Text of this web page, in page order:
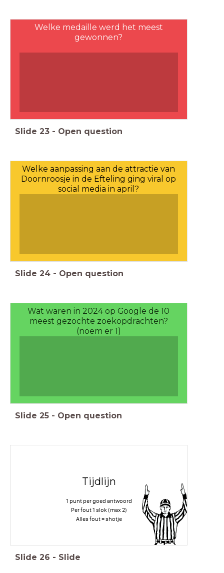
Welke medaille werd het meest
gewonnen?
Slide 23 - Open question
Welke aanpassing aan de attractie van
Doornroosje in de Efteling ging viral op
social media in april?
Slide 24 - Open question
Wat waren in 2024 op Google de 10
meest gezochte zoekopdrachten?
(noem er 1)
Slide 25 - Open question
Tijdlijn
1 punt per goed antwoord
Per fout 1 slok (max 2)
Alles fout = shotje
Slide 26 - Slide